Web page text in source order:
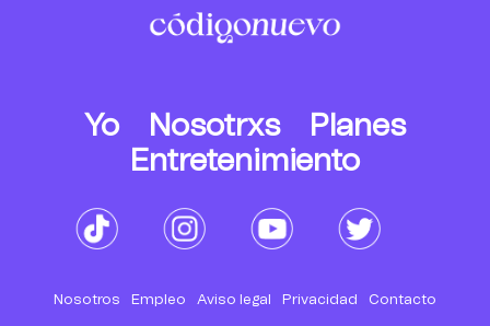
Yo Nosotrxs
Planes
Entretenimiento
Nosotros Empleo Aviso legal Privacidad Contacto